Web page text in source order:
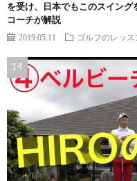
を受け、日本でもこのスイン
コーチが解説
2019.05.11 ゴルフのレッス